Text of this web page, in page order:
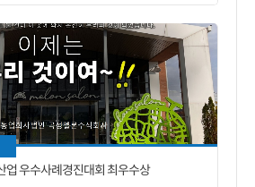
업 우수사례경진대회 최우수상